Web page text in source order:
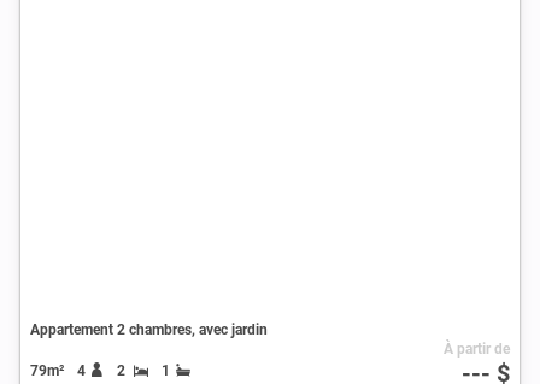
Appartement 2 chambres, avec jardin
79m² 4 2
1
À partir de
--- $